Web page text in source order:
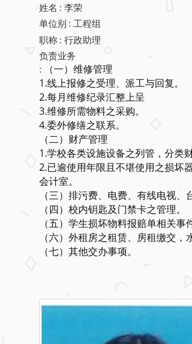
姓名 : 李荣
单位别 : 工程组
职称 : 行政助理
负责业务
:
（一）维修管理
1.线上报修之受理、派工与回复。
2.每月维修纪录汇整上呈
3.维修所需物料之采购。
4.委外修缮之联系。
（二）财产管理
1.学校各类设施设备之列管，分类
2.已逾使用年限且不堪使用之损坏
会计室。
（三）排污费、电费、有线电视、
（四）校内钥匙及门禁卡之管理。
（五）学生损坏物料报赔单相关事
（六）外租房之租赁、房租缴交
（七）其他交办事项。